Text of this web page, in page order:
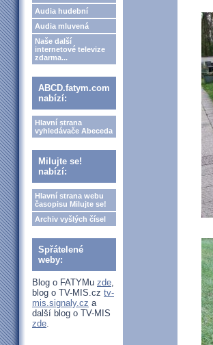
Audia hudební
Audia mluvená
Naše další
internetové televize
zdarma...
ABCD.fatym.com
nabízí:
Hlavní strana
vyhledávače Abeceda
Milujte se!
nabízí:
Hlavní strana webu
časopisu Milujte se!
Archiv vyšlých čísel
Spřátelené
weby:
Blog o FATYMu zde,
blog o TV-MIS.cz tv-
mis.signaly.cz a
další blog o TV-MIS
zde.